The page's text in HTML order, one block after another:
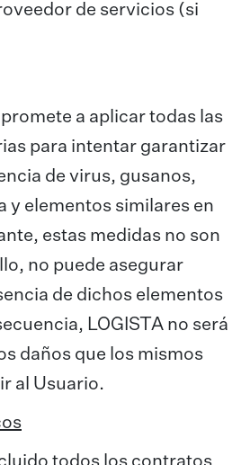
de servicios (si
a aplicar todas las
para intentar garantizar
de virus, gusanos,
y elementos similares en
estas medidas no son
no puede asegurar
de dichos elementos
LOGISTA no será
daños que los mismos
al Usuario.